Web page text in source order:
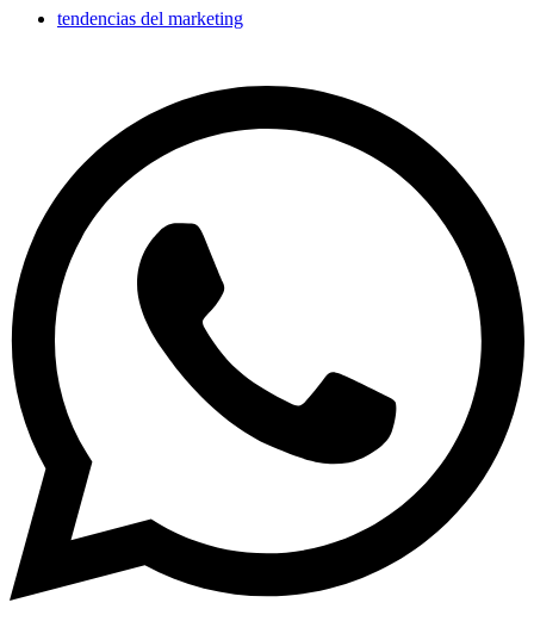
tendencias del marketing